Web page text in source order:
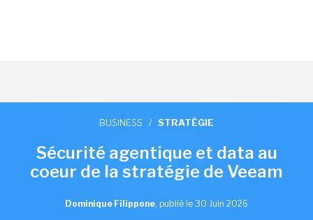
BUSINESS / STRATÉGIE
Sécurité agentique et data au
coeur de la stratégie de Veeam
Dominique Filippone, publié le 30 Juin 2026